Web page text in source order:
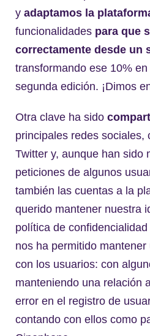
y adaptamos la
funcionalidades para que
correctamente desde un
transformando ese 10%
segunda edición. ¡Dimos
Otra clave ha sido
principales redes sociales,
Twitter y, aunque han sido
peticiones de algunos
también las cuentas a la
querido mantener nuestra
política de
nos ha permitido
con los usuarios: con
manteniendo una relación
error en el registro de
contando con ellos como